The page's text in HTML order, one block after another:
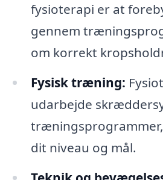
fysioterapi er at
gennem
om korrekt
Fysisk træning:
udarbejde
dit niveau og mål.